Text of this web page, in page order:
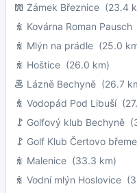
Zámek Březnice (23.4
Kovárna Roman Pausch
Mlýn na prádle (25.0
Hoštice (26.0 km)
Lázně Bechyně (26.7
Vodopád Pod Libuší
Golfový klub Bechyně
Golf Klub Čertovo
Malenice (33.3 km)
Vodní mlýn Hoslovice